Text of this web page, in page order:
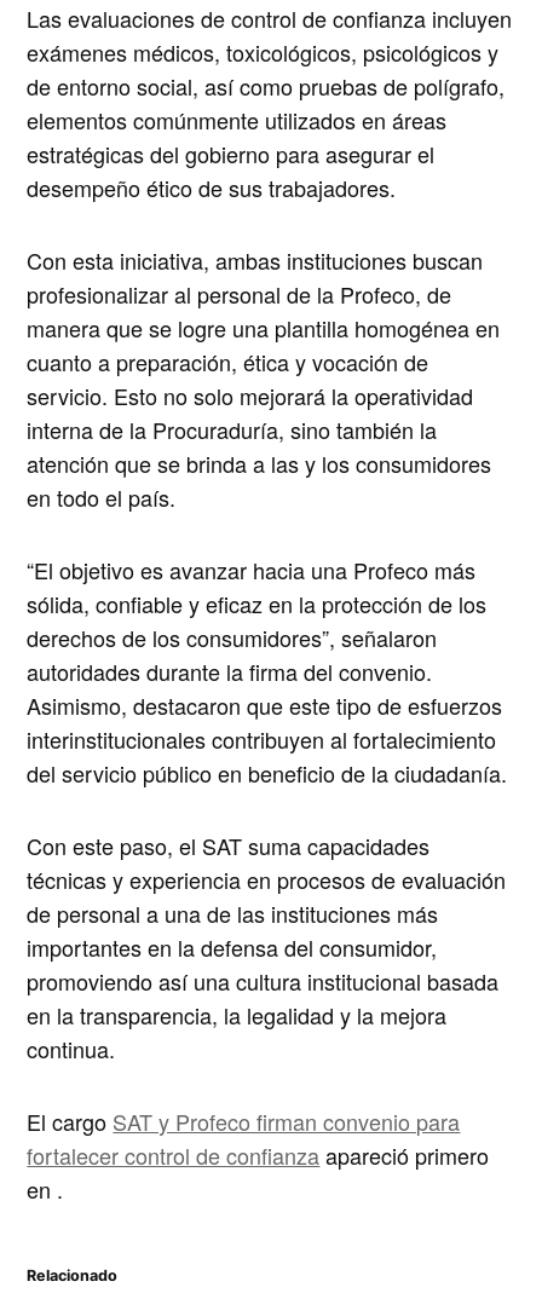
Las evaluaciones de control de confianza incluyen
exámenes médicos, toxicológicos, psicológicos y
de entorno social, así como pruebas de polígrafo,
elementos comúnmente utilizados en áreas
estratégicas del gobierno para asegurar el
desempeño ético de sus trabajadores.
Con esta iniciativa, ambas instituciones buscan
profesionalizar al personal de la Profeco, de
manera que se logre una plantilla homogénea en
cuanto a preparación, ética y vocación de
servicio. Esto no solo mejorará la operatividad
interna de la Procuraduría, sino también la
atención que se brinda a las y los consumidores
en todo el país.
“El objetivo es avanzar hacia una Profeco más
sólida, confiable y eficaz en la protección de los
derechos de los consumidores”, señalaron
autoridades durante la firma del convenio.
Asimismo, destacaron que este tipo de esfuerzos
interinstitucionales contribuyen al fortalecimiento
del servicio público en beneficio de la ciudadanía.
Con este paso, el SAT suma capacidades
técnicas y experiencia en procesos de evaluación
de personal a una de las instituciones más
importantes en la defensa del consumidor,
promoviendo así una cultura institucional basada
en la transparencia, la legalidad y la mejora
continua.
El cargo SAT y Profeco firman convenio para
fortalecer control de confianzaapareció primero
en .
Relacionado